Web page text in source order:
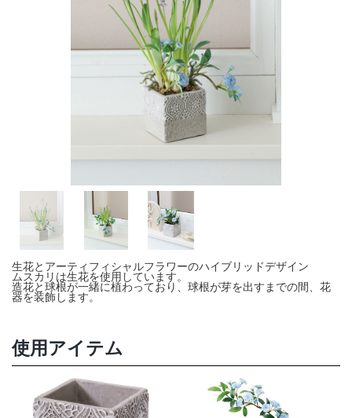
JDCA(ディスプレイスクール)
お問い合わせ
プライバシーポリシー
生花とアーティフィシャルフラワーのハイブリッドデザイン
ムスカリは生花を使用しています。
造花と球根が一緒に植わっており、球根が芽を出すまでの間、花
器を装飾します。
使用アイテム